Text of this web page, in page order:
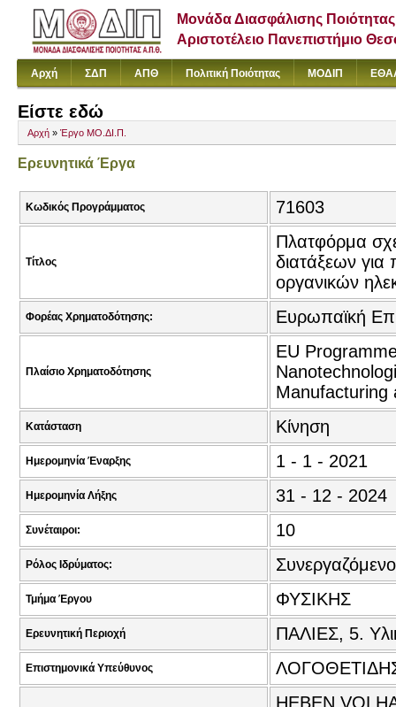
Μονάδα Διασφάλισης Ποιότητας
Αριστοτέλειο Πανεπιστήμιο
Αρχή ΣΔΠ ΑΠΘ Πολιτική Ποιότητας ΜΟΔΙΠ
Είστε εδώ
Αρχή » Έργο ΜΟ.ΔΙ.Π.
Ερευνητικά Έργα
Κωδικός Προγράμματος 71603
Τίτλος
Πλατφόρμα
διατάξεων για
οργανικών
Φορέας Χρηματοδότησης: Ευρωπαϊκή
Πλαίσιο Χρηματοδότησης
EU
Manufacturing
Κατάσταση Κίνηση
Ημερομηνία Έναρξης 1 - 1 - 2021
Ημερομηνία Λήξης 31 - 12 - 2024
Συνέταιροι: 10
Ρόλος Ιδρύματος:
Τμήμα Έργου ΦΥΣΙΚΗΣ
Ερευνητική Περιοχή ΠΑΛΙΕΣ, 5.
Επιστημονικά Υπεύθυνος
HEBEN